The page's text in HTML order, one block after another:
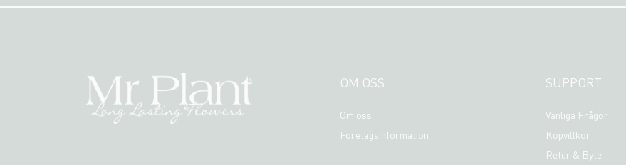
OM OSS
Om oss
Företagsinformation
SUPPORT
Vanliga Frågor
Köpvillkor
Retur & Byte